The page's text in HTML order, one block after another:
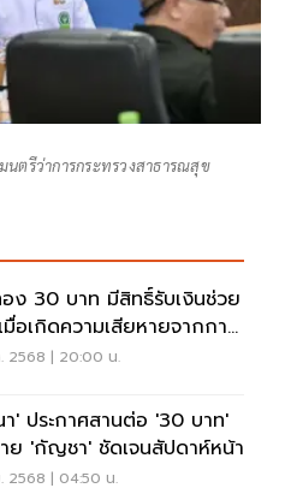
ตรีว่าการกระทรวงสาธารณสุข
ง 30 บาท มีสิทธิ์รับเงินช่วย
มื่อเกิดความเสียหายจากการ
2568 | 20:00 น.
' ประกาศสานต่อ '30 บาท'
ย 'กัญชา' ชัดเจนสัปดาห์หน้า
2568 | 04:50 น.